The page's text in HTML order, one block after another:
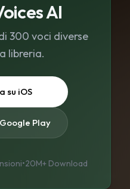
AI
300 voci diverse
libreria.
su iOS
Play
•20M+ Download